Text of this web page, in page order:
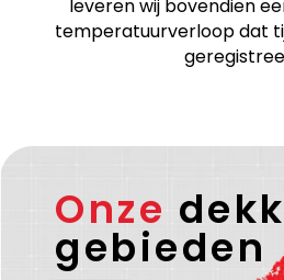
leveren wij bovendien
temperatuurverloop dat
Onze
gebieden